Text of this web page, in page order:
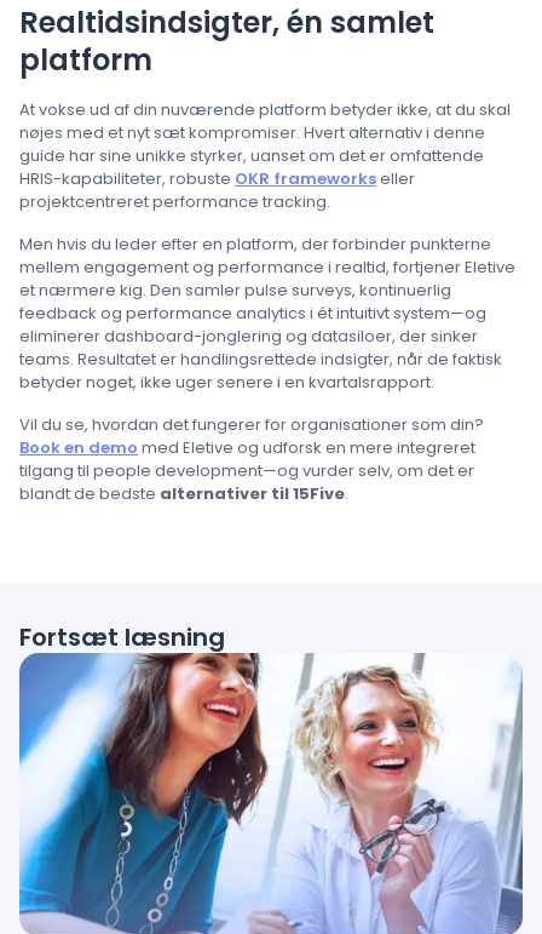
Realtidsindsigter, én samlet
platform
At vokse ud af din nuværende platform betyder ikke, at du skal
nøjes med et nyt sæt kompromiser. Hvert alternativ i denne
guide har sine unikke styrker, uanset om det er omfattende
HRIS-kapabiliteter, robuste OKR frameworkseller
projektcentreret performance tracking.
Men hvis du leder efter en platform, der forbinder punkterne
mellem engagement og performance i realtid, fortjener Eletive
et nærmere kig. Den samler pulse surveys, kontinuerlig
feedback og performance analytics i ét intuitivt system—og
eliminerer dashboard-jonglering og datasiloer, der sinker
teams. Resultatet er handlingsrettede indsigter, når de faktisk
betyder noget, ikke uger senere i en kvartalsrapport.
Vil du se, hvordan det fungerer for organisationer som din?
Book en demo med Eletive og udforsk en mere integreret
tilgang til people development—og vurder selv, om det er
blandt de bedste alternativer til 15Five.
Fortsæt læsning